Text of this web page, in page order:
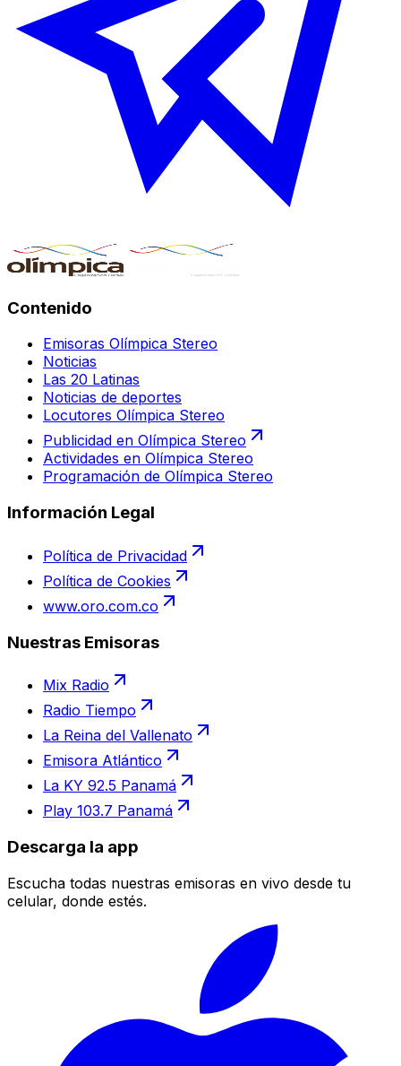
Contenido
Emisoras Olímpica Stereo
Noticias
Las 20 Latinas
Noticias de deportes
Locutores Olímpica Stereo
Publicidad en Olímpica Stereo
Actividades en Olímpica Stereo
Programación de Olímpica Stereo
Información Legal
Política de Privacidad
Política de Cookies
www.oro.com.co
Nuestras Emisoras
Mix Radio
Radio Tiempo
La Reina del Vallenato
Emisora Atlántico
La KY 92.5 Panamá
Play 103.7 Panamá
Descarga la app
Escucha todas nuestras emisoras en vivo desde tu
celular, donde estés.